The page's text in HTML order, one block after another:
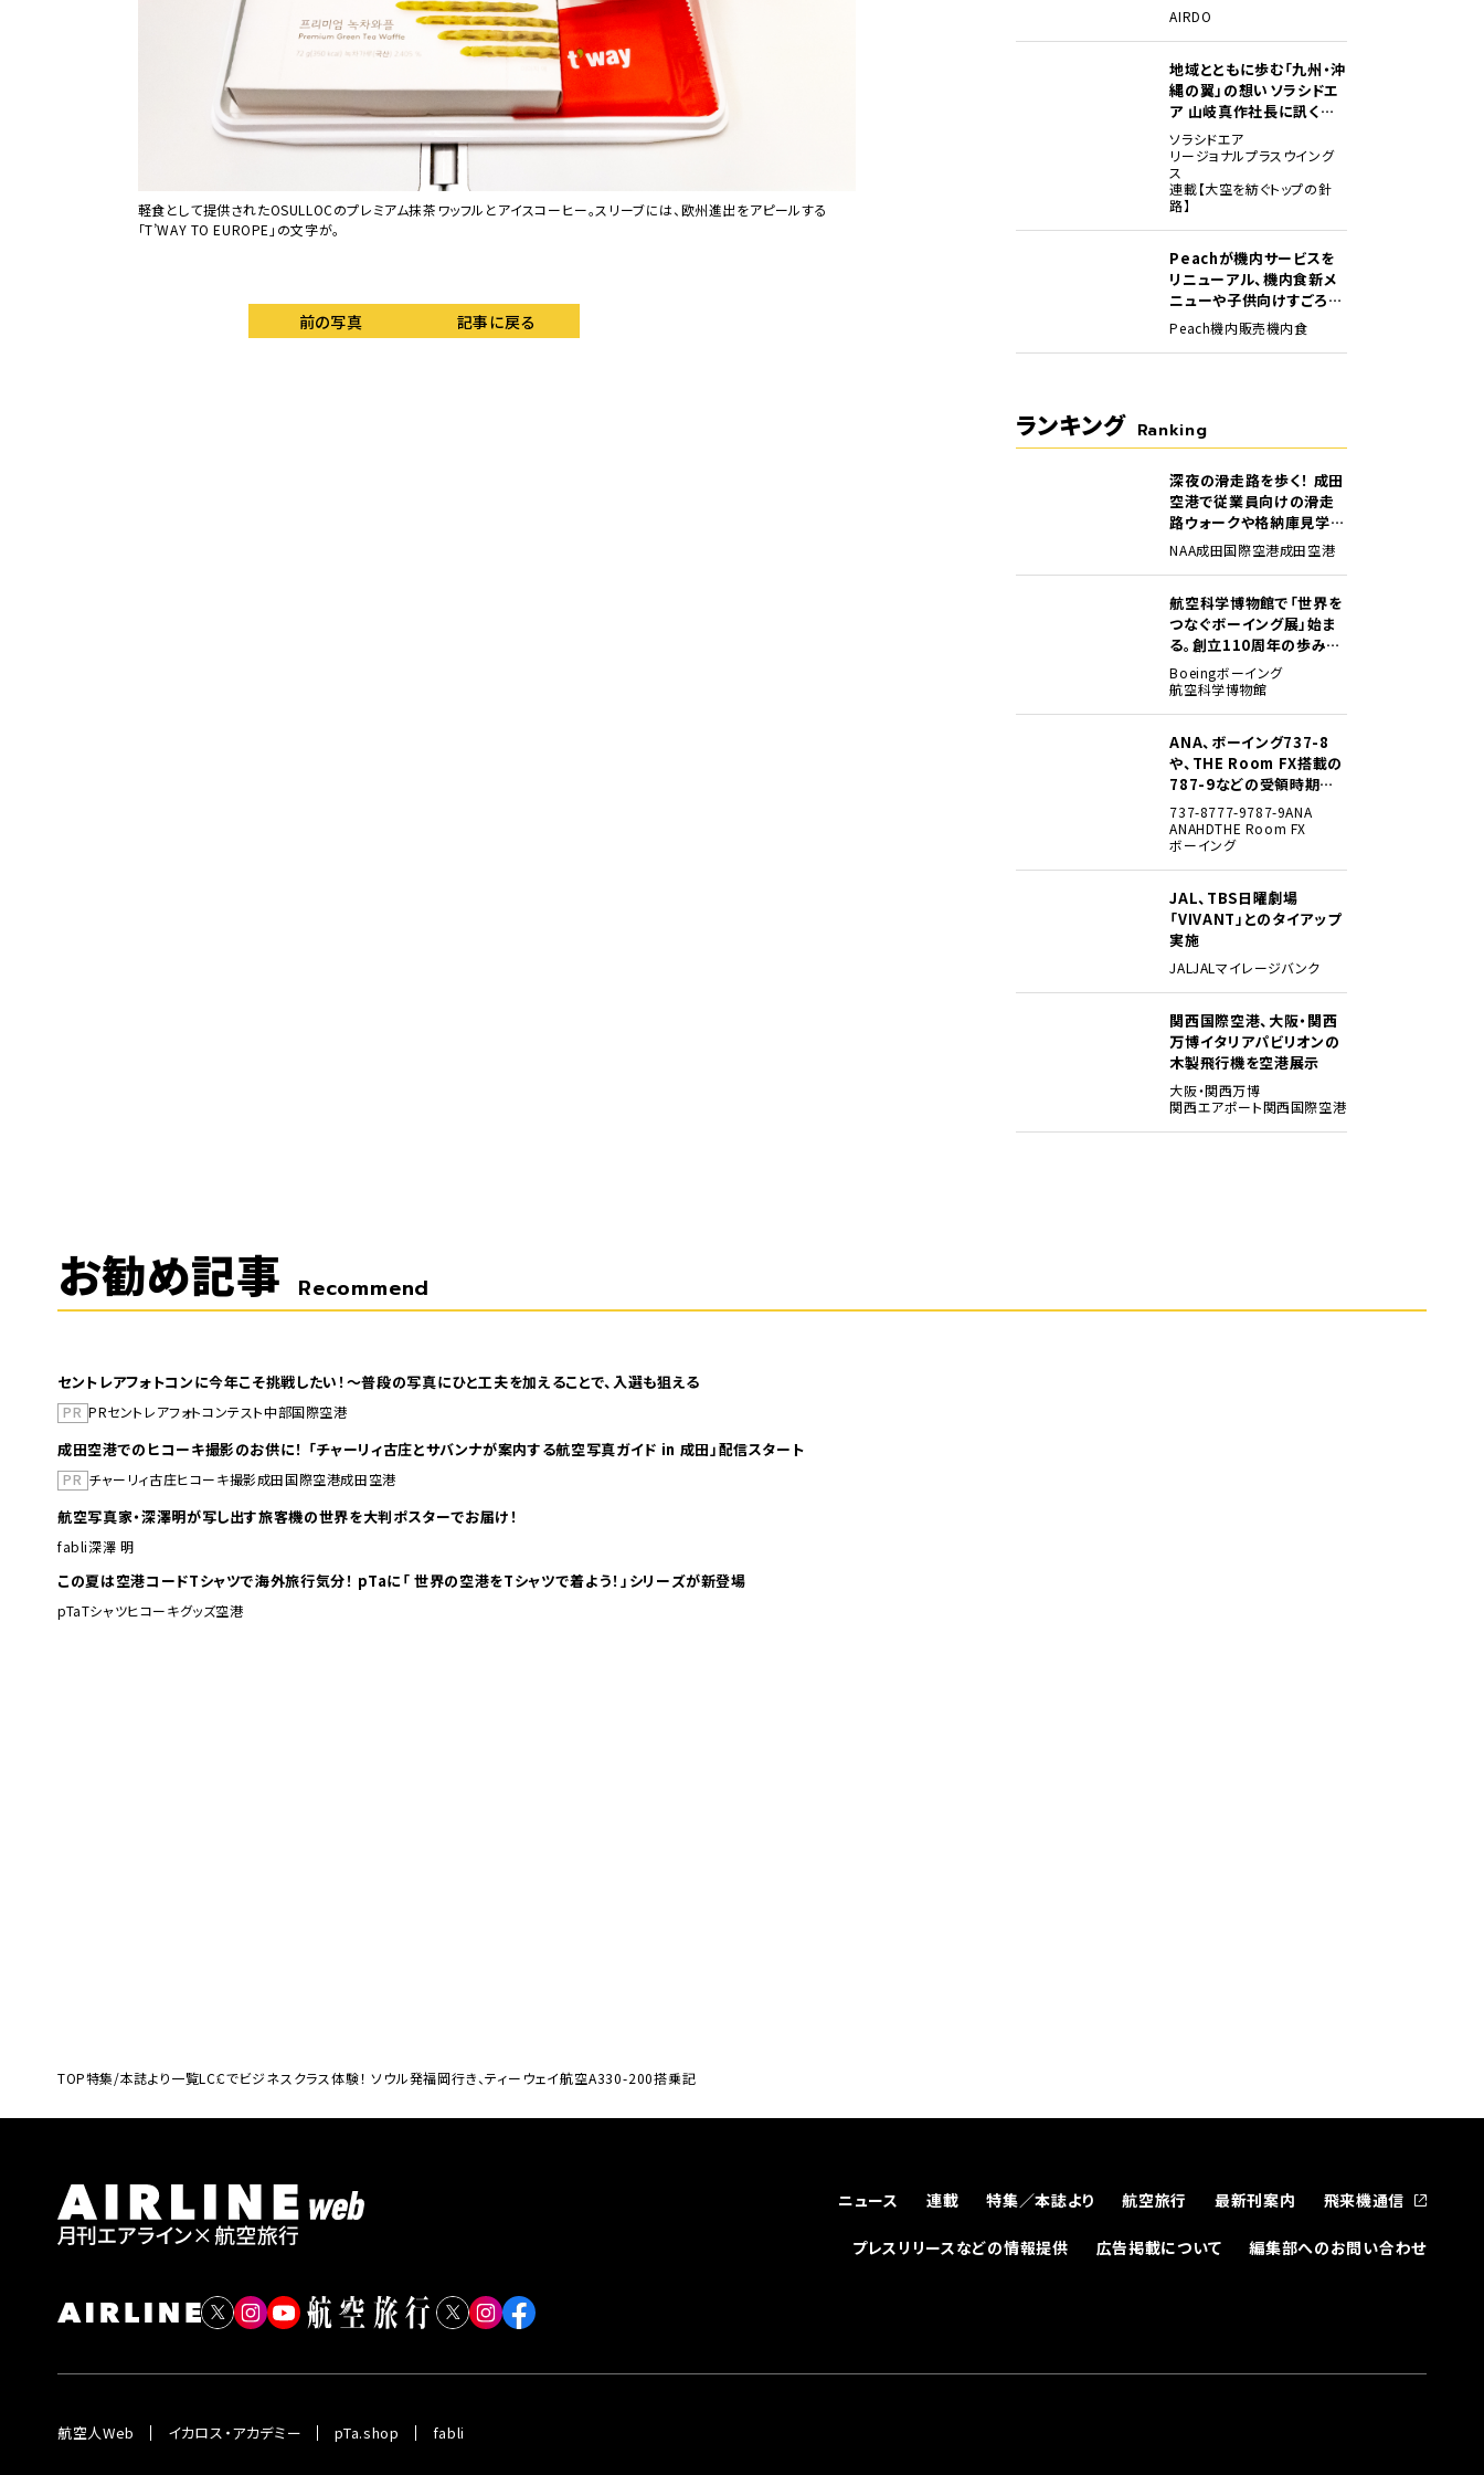
軽食として提供されたOSULLOCのプレミアム抹茶ワッフルとアイスコーヒー。スリーブには、欧州進出をアピールする
「T’WAY TO EUROPE」の文字が。
前の写真 記事に戻る
場
AIRDO
地域とともに歩む「九州・沖
縄の翼」の想い――ソラシドエ
ア 山岐真作社長に訊く就
任1年の手応え
ソラシドエア
リージョナルプラスウイング
ス
連載【大空を紡ぐトップの針
路】
Peachが機内サービスを
リニューアル、機内食新メ
ニューや子供向けすごろく
など
Peach機内販売機内食
ランキング Ranking
深夜の滑走路を歩く！ 成田
空港で従業員向けの滑走
路ウォークや格納庫見学イ
ベントを初開催
NAA成田国際空港成田空港
航空科学博物館で「世界を
つなぐボーイング展」始ま
る。創立110周年の歩みを
貴重な資料でたどる
Boeingボーイング
航空科学博物館
ANA、ボーイング737-8
や、THE Room FX搭載の
787-9などの受領時期見
込みを明らかに
737-8777-9787-9ANA
ANAHDTHE Room FX
ボーイング
JAL、TBS日曜劇場
「VIVANT」とのタイアップ
実施
JALJALマイレージバンク
関西国際空港、大阪・関西
万博イタリアパビリオンの
木製飛行機を空港展示
大阪・関西万博
関西エアポート関西国際空港
お勧め記事 Recommend
セントレアフォトコンに今年こそ挑戦したい！～普段の写真にひと工夫を加えることで、入選も狙える
PR PRセントレアフォトコンテスト中部国際空港
成田空港でのヒコーキ撮影のお供に！ 「チャーリィ古庄とサバンナが案内する航空写真ガイド in 成田」配信スタート
PR チャーリィ古庄ヒコーキ撮影成田国際空港成田空港
航空写真家・深澤明が写し出す旅客機の世界を大判ポスターでお届け！
fabli深澤 明
この夏は空港コードTシャツで海外旅行気分！ pTaに「 世界の空港をTシャツで着よう！」シリーズが新登場
pTaTシャツヒコーキグッズ空港
TOP特集/本誌より一覧LCCでビジネスクラス体験！ ソウル発福岡行き、ティーウェイ航空A330-200搭乗記
ニュース 連載 特集／本誌より 航空旅行 最新刊案内 飛来機通信
プレスリリースなどの情報提供 広告掲載について 編集部へのお問い合わせ
航空人Web イカロス・アカデミー pTa.shop fabli